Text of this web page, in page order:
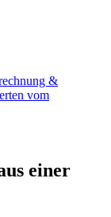
&
vom
einer